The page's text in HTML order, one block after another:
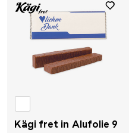
Kägi fret in Alufolie 9